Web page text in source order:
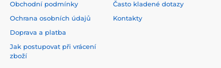
přísné normy a mají VOC i GREENGUARD GOLD
certifikaci. Navíc jsou bez obsahu PVC a lepidlo je na
Obchodní podmínky
Ochrana osobních údajů
Doprava a platba
Jak postupovat při vrácení
zboží
Často kladené dotazy
Kontakty